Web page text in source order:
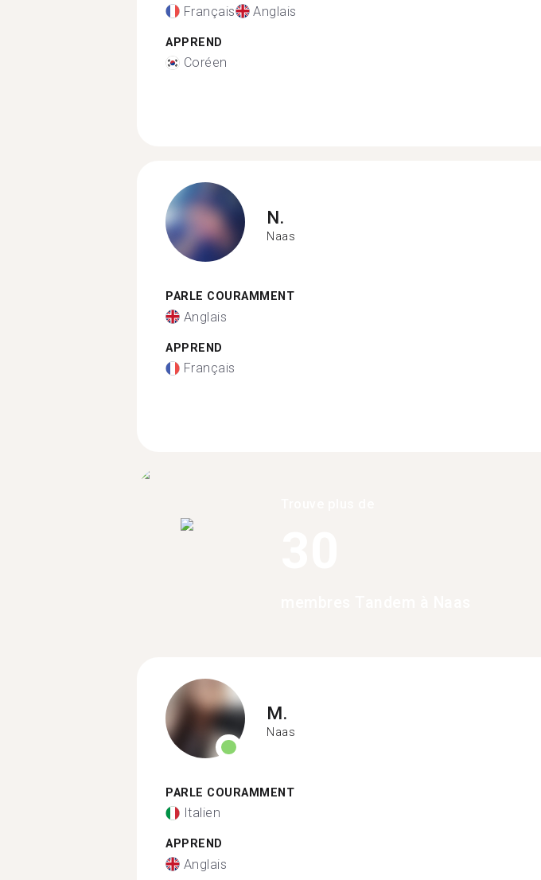
Français Anglais
APPREND
Coréen
N.
Naas
PARLE COURAMMENT
Anglais
APPREND
Français
M.
Naas
PARLE COURAMMENT
Italien
APPREND
Anglais